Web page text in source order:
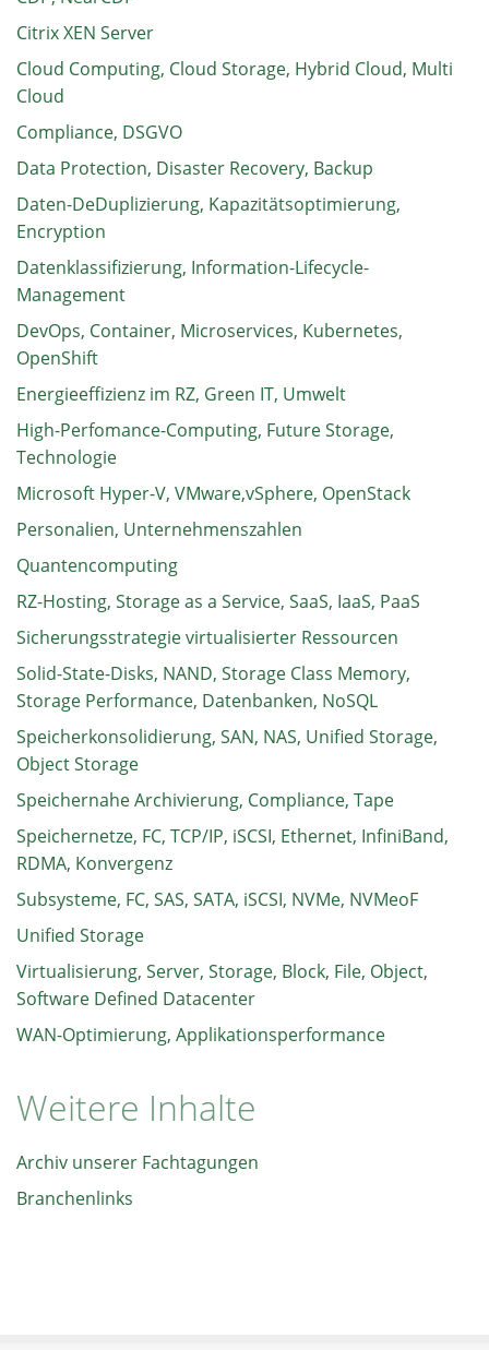
Citrix XEN Server
Cloud Computing, Cloud Storage, Hybrid Cloud, Multi
Cloud
Compliance, DSGVO
Data Protection, Disaster Recovery, Backup
Daten-DeDuplizierung, Kapazitätsoptimierung,
Encryption
Datenklassifizierung, Information-Lifecycle-
Management
DevOps, Container, Microservices, Kubernetes,
OpenShift
Energieeffizienz im RZ, Green IT, Umwelt
High-Perfomance-Computing, Future Storage,
Technologie
Microsoft Hyper-V, VMware,vSphere, OpenStack
Personalien, Unternehmenszahlen
Quantencomputing
RZ-Hosting, Storage as a Service, SaaS, IaaS, PaaS
Sicherungsstrategie virtualisierter Ressourcen
Solid-State-Disks, NAND, Storage Class Memory,
Storage Performance, Datenbanken, NoSQL
Speicherkonsolidierung, SAN, NAS, Unified Storage,
Object Storage
Speichernahe Archivierung, Compliance, Tape
Speichernetze, FC, TCP/IP, iSCSI, Ethernet, InfiniBand,
RDMA, Konvergenz
Subsysteme, FC, SAS, SATA, iSCSI, NVMe, NVMeoF
Unified Storage
Virtualisierung, Server, Storage, Block, File, Object,
Software Defined Datacenter
WAN-Optimierung, Applikationsperformance
Weitere Inhalte
Archiv unserer Fachtagungen
Branchenlinks